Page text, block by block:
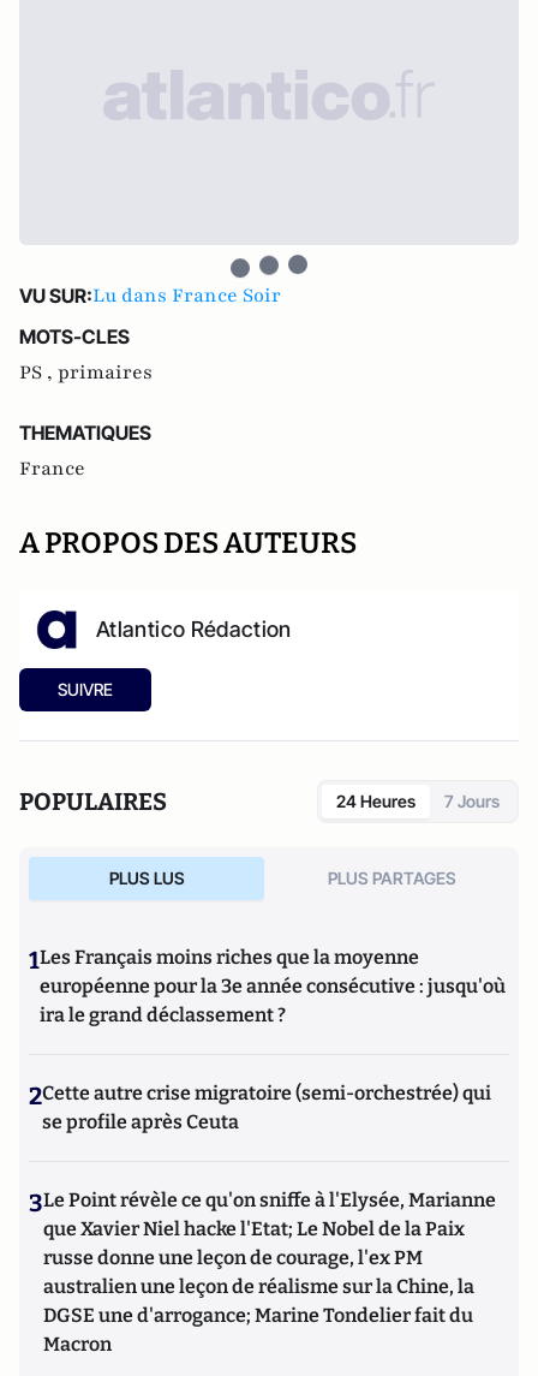
VU SUR:Lu dans France Soir
MOTS-CLES
PS , primaires
THEMATIQUES
France
A PROPOS DES AUTEURS
Atlantico Rédaction
SUIVRE
POPULAIRES 24 Heures 7 Jours
PLUS LUS PLUS PARTAGES
1Les Français moins riches que la moyenne
européenne pour la 3e année consécutive : jusqu'où
ira le grand déclassement ?
2Cette autre crise migratoire (semi-orchestrée) qui
se profile après Ceuta
3Le Point révèle ce qu'on sniffe à l'Elysée, Marianne
que Xavier Niel hacke l'Etat; Le Nobel de la Paix
russe donne une leçon de courage, l'ex PM
australien une leçon de réalisme sur la Chine, la
DGSE une d'arrogance; Marine Tondelier fait du
Macron